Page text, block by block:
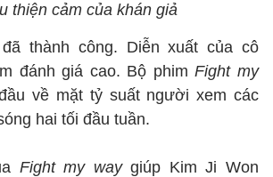
thiện cảm của khán giả
thành công. Diễn xuất của cô
đánh giá cao. Bộ phim Fight my
về mặt tỷ suất người xem các
hai tối đầu tuần.
Fight my waygiúp Kim Ji Won